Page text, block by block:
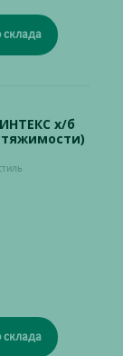
склада
х/б
склада